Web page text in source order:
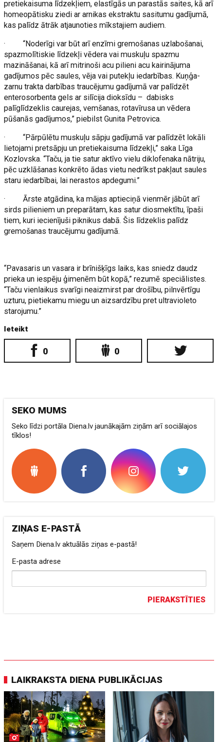
pretiekaisuma līdzekļiem, elastīgās un parastās saites, kā arī
homeopātisku ziedi ar arnikas ekstraktu sasitumu gadījumā,
kas palīdz ātrāk atjaunoties mīkstajiem audiem.
· “Noderīgi var būt arī enzīmi gremošanas uzlabošanai,
spazmolītiskie līdzekļi vēdera vai muskuļu spazmu
mazināšanai, kā arī mitrinoši acu pilieni acu kairinājuma
gadījumos pēc saules, vēja vai putekļu iedarbības. Kuņģa-
zarnu trakta darbības traucējumu gadījumā var palīdzēt
enterosorbenta gels ar silīcija dioksīdu – dabisks
palīglīdzeklis caurejas, vemšanas, rotavīrusa un vēdera
pūšanās gadījumos,” piebilst Gunita Petrovica.
· “Pārpūlētu muskuļu sāpju gadījumā var palīdzēt lokāli
lietojami pretsāpju un pretiekaisuma līdzekļi,” saka Līga
Kozlovska. “Taču, ja tie satur aktīvo vielu diklofenaka nātriju,
pēc uzklāšanas konkrēto ādas vietu nedrīkst pakļaut saules
staru iedarbībai, lai nerastos apdegumi.”
· Ārste atgādina, ka mājas aptieciņā vienmēr jābūt arī
sirds pilieniem un preparātam, kas satur diosmektītu, īpaši
tiem, kuri iecienījuši piknikus dabā. Šis līdzeklis palīdz
gremošanas traucējumu gadījumā.
“Pavasaris un vasara ir brīnišķīgs laiks, kas sniedz daudz
prieka un iespēju ģimenēm būt kopā,” rezumē speciālistes.
“Taču vienlaikus svarīgi neaizmirst par drošību, pilnvērtīgu
uzturu, pietiekamu miegu un aizsardzību pret ultravioleto
starojumu.”
Ieteikt
0 0
SEKO MUMS
Seko līdzi portāla Diena.lv jaunākajām ziņām arī sociālajos
tīklos!
ZIŅAS E-PASTĀ
Saņem Diena.lv aktuālās ziņas e-pastā!
E-pasta adrese
PIERAKSTĪTIES
LAIKRAKSTA DIENA PUBLIKĀCIJAS